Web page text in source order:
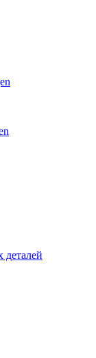
деталей